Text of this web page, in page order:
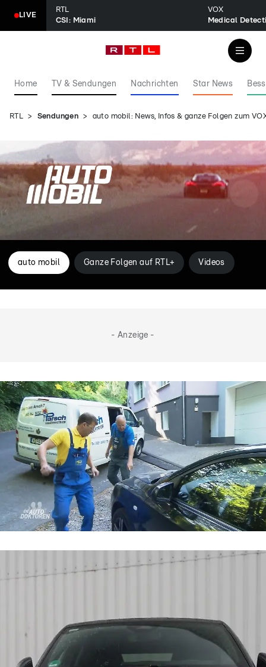
LIVE
RTL
CSI: Miami
VOX
Home TV & Sendungen Nachrichten Star News
RTL Sendungen auto mobil: News, Infos & ganze Folgen zum
auto mobil Ganze Folgen auf RTL+ Videos
- Anzeige -
auto mobil
Die Autodoktoren: Ein Mazda, bei dem die